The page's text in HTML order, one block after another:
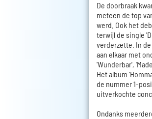
De doorbraak
meteen de top
werd. Ook het
terwijl de single
verderzette. In
aan elkaar met
'Wunderbar',
Het album
de nummer 1-
uitverkochte
Ondanks